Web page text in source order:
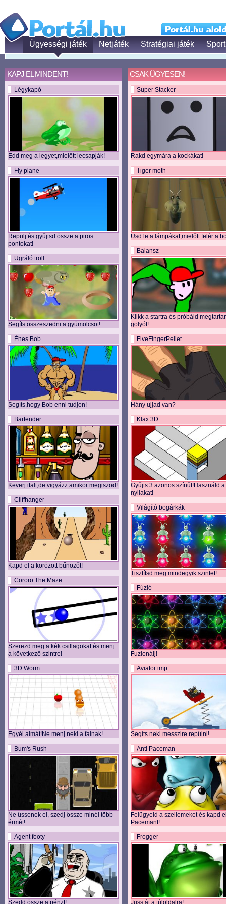
Ügyességi játék Netjáték Stratégiai játék
KAPJ EL MINDENT!
Légykapó
Edd meg a legyet,mielőtt lecsapják!
Fly plane
Repülj és gyűjtsd össze a piros
pontokat!
Ugráló troll
Segíts összeszedni a gyümölcsöt!
Éhes Bob
Segíts,hogy Bob enni tudjon!
Bartender
Keverj italt,de vigyázz amikor megiszod!
Cliffhanger
Kapd el a körözött bűnözőt!
Cororo The Maze
Szerezd meg a kék csillagokat és menj
a következő szintre!
3D Worm
Egyél almát!Ne menj neki a falnak!
Bum's Rush
Ne üssenek el, szedj össze minél több
érmét!
Agent footy
Szedd össze a pénzt!
CSAK ÜGYESEN!
Super Stacker
Rakd egymára a kockákat!
Tiger moth
Üsd le a lámpákat,mielőtt felér a
Balansz
Klikk a startra és próbáld
golyót!
FiveFingerPellet
Hány ujjad van?
Klax 3D
Gyűjts 3 azonos színűt!Használd a
nyilakat!
Világító bogárkák
Tisztítsd meg mindegyik szintet!
Fúzió
Fuzionálj!
Aviator imp
Segíts neki messzire repülni!
Anti Paceman
Felügyeld a szellemeket és kapd
Pacemant!
Frogger
Juss át a túloldalra!